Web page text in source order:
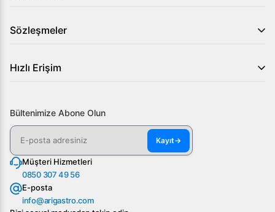
Sözleşmeler
Hızlı Erişim
Bültenimize Abone Olun
Kayıt→
Müşteri Hizmetleri
0850 307 49 56
E-posta
info@arigastro.com